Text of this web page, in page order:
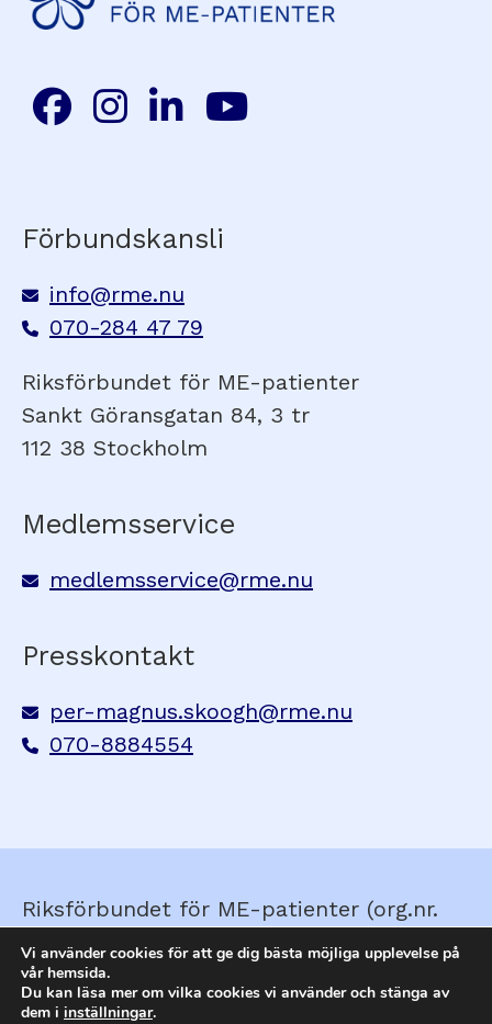
Förbundskansli
info@rme.nu
070-284 47 79
Riksförbundet för ME-patienter
Sankt Göransgatan 84, 3 tr
112 38 Stockholm
Medlemsservice
medlemsservice@rme.nu
Presskontakt
per-magnus.skoogh@rme.nu
070-8884554
Riksförbundet för ME-patienter (org.nr.
857210-0579) © Skapad av
Ella&Sigrid
Webbplatskarta
Vi använder cookies för att ge dig bästa möjliga upplevelse på
vår hemsida.
Du kan läsa mer om vilka cookies vi använder och stänga av
dem i inställningar.